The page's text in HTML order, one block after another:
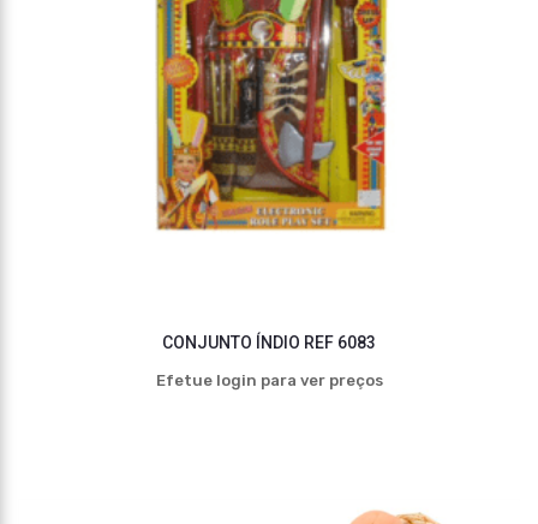
CONJUNTO ÍNDIO REF 6083
Efetue login para ver preços